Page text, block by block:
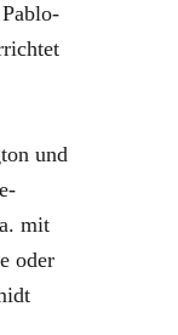
und
mit
oder